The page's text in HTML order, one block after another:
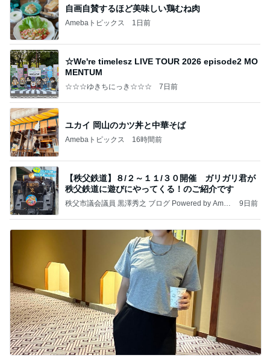
自画自賛するほど美味しい鶏むね肉
Amebaトピックス 1日前
☆We're timelesz LIVE TOUR 2026 episode2 MO
MENTUM
☆☆☆ゆきちにっき☆☆☆ 7日前
ユカイ 岡山のカツ丼と中華そば
Amebaトピックス 16時間前
【秩父鉄道】８/２～１１/３０開催 ガリガリ君が
秩父鉄道に遊びにやってくる！のご紹介です
秩父市議会議員 黒澤秀之 ブログ Powered by Ameb
9日前